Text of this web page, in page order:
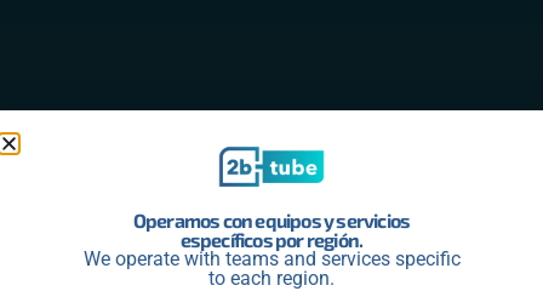
Operamos con equipos y servicios
específicos por región.
We operate with teams and services specific
to each region.